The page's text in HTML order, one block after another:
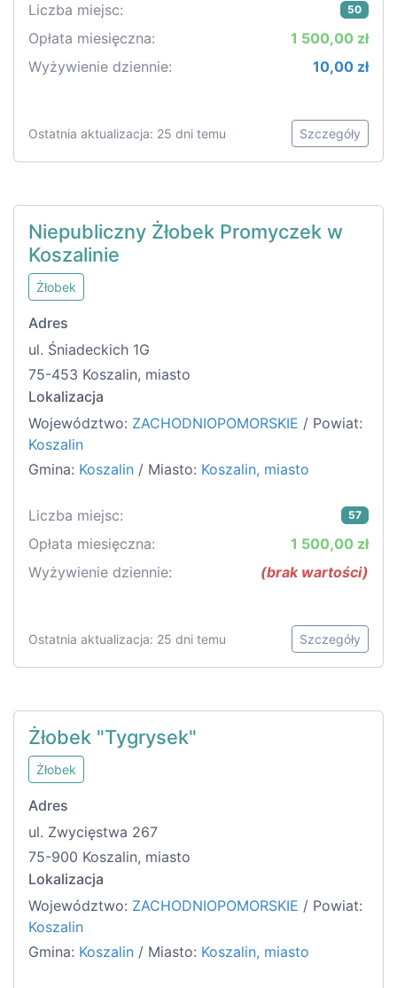
Liczba miejsc: 50
Opłata miesięczna:
1 500,00 zł
Wyżywienie dziennie:
10,00 zł
Ostatnia aktualizacja: 25 dni temu Szczegóły
Niepubliczny Żłobek Promyczek w
Koszalinie
Żłobek
Adres
ul. Śniadeckich 1G
75-453 Koszalin, miasto
Lokalizacja
Województwo: ZACHODNIOPOMORSKIE / Powiat:
Koszalin
Gmina: Koszalin / Miasto: Koszalin, miasto
Liczba miejsc: 57
Opłata miesięczna:
1 500,00 zł
Wyżywienie dziennie:
(brak wartości)
Ostatnia aktualizacja: 25 dni temu Szczegóły
Żłobek "Tygrysek"
Żłobek
Adres
ul. Zwycięstwa 267
75-900 Koszalin, miasto
Lokalizacja
Województwo: ZACHODNIOPOMORSKIE / Powiat:
Koszalin
Gmina: Koszalin / Miasto: Koszalin, miasto